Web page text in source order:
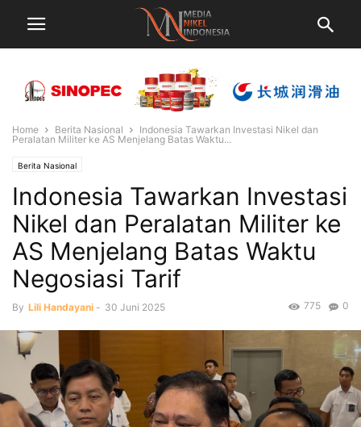
Home Berita Nasional
Indonesia Tawarkan Investasi Nikel dan
Peralatan Militer ke AS Menjelang Batas Waktu...
Berita Nasional
Indonesia Tawarkan Investasi
Nikel dan Peralatan Militer ke
AS Menjelang Batas Waktu
Negosiasi Tarif
By Lili Handayani - 30 Juni 2025 0
775